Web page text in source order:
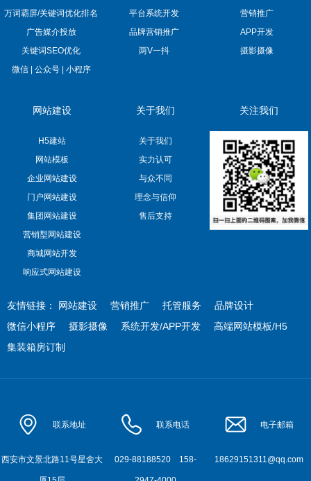
万词霸屏/关键词优化排名
平台系统开发
广告媒介投放
品牌营销推广
关键词SEO优化
两V一抖
微信 | 公众号 | 小程序
营销推广
APP开发
摄影摄像
网站建设
H5建站
网站模板
企业网站建设
门户网站建设
集团网站建设
营销型网站建设
商城网站开发
响应式网站建设
关于我们
关于我们
实力认可
与众不同
理念与信仰
售后支持
关注我们
友情链接： 网站建设 营销推广 托管服务
品牌设计
微信小程序
摄影摄像 系统开发/APP开发
高端网站模板/H5
集装箱房订制
联系地址
西安市文景北路11号星舍大
联系电话
029-88188520158-
电子邮箱
18629151311@qq.com